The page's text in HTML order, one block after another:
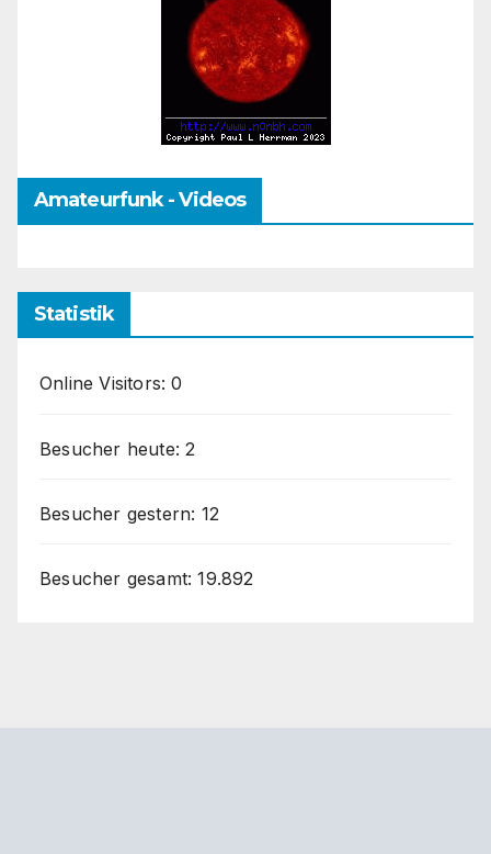
Amateurfunk - Videos
Statistik
Online Visitors:0
Besucher heute:2
Besucher gestern: 12
Besucher gesamt:19.892